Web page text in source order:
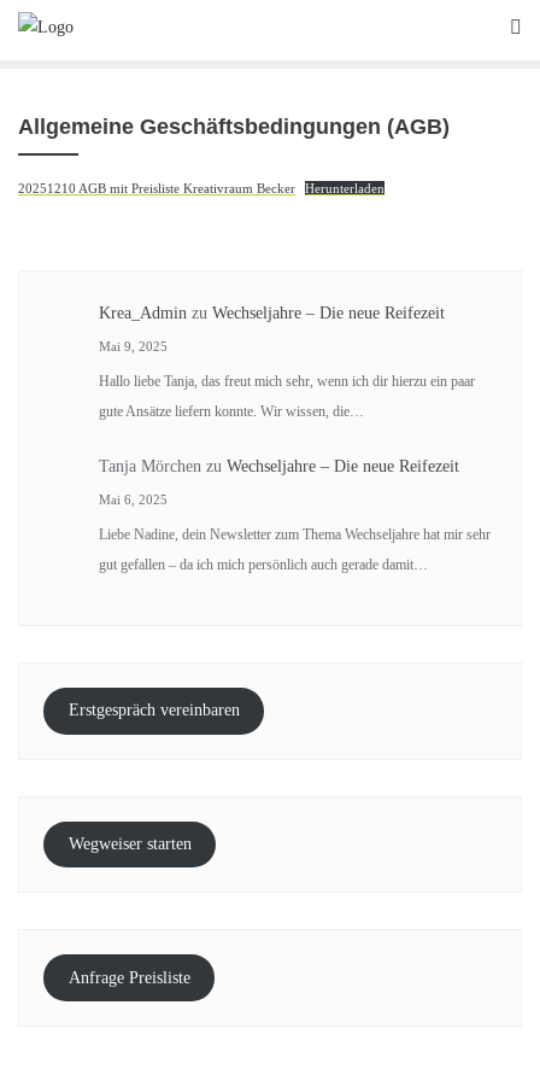
Skip
Allgemeine Geschäftsbedingungen (AGB)
20251210 AGB mit Preisliste Kreativraum Becker Herunterladen
Krea_Adminzu Wechseljahre – Die neue Reifezeit
Mai 9, 2025
Hallo liebe Tanja, das freut mich sehr, wenn ich dir hierzu ein paar
gute Ansätze liefern konnte. Wir wissen, die…
Tanja Mörchen zu Wechseljahre – Die neue Reifezeit
Mai 6, 2025
Liebe Nadine, dein Newsletter zum Thema Wechseljahre hat mir sehr
gut gefallen – da ich mich persönlich auch gerade damit…
Erstgespräch vereinbaren
Wegweiser starten
Anfrage Preisliste